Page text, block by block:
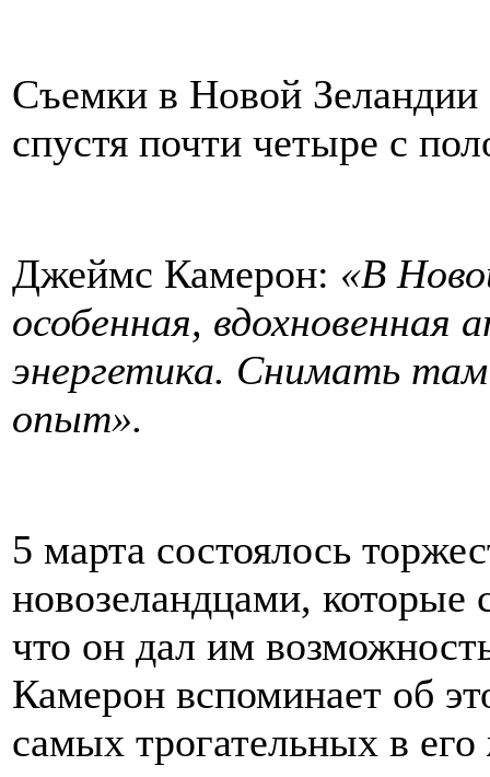
Съемки в Новой Зеландии
спустя почти четыре с
Джеймс Камерон: «В
особенная, вдохновенная
энергетика. Снимать
опыт».
5 марта состоялось
новозеландцами, которые
что он дал им
Камерон вспоминает об
самых трогательных в